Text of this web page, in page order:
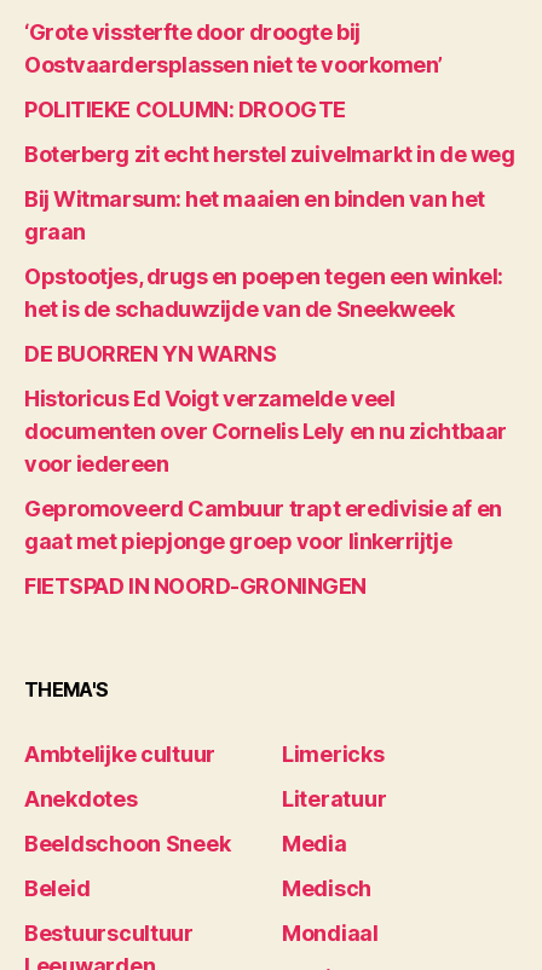
‘Grote vissterfte door droogte bij
Oostvaardersplassen niet te voorkomen’
POLITIEKE COLUMN: DROOGTE
Boterberg zit echt herstel zuivelmarkt in de weg
Bij Witmarsum: het maaien en binden van het
graan
Opstootjes, drugs en poepen tegen een winkel:
het is de schaduwzijde van de Sneekweek
DE BUORREN YN WARNS
Historicus Ed Voigt verzamelde veel
documenten over Cornelis Lely en nu zichtbaar
voor iedereen
Gepromoveerd Cambuur trapt eredivisie af en
gaat met piepjonge groep voor linkerrijtje
FIETSPAD IN NOORD-GRONINGEN
THEMA'S
Ambtelijke cultuur
Anekdotes
Beeldschoon Sneek
Beleid
Bestuurscultuur
Limericks
Literatuur
Media
Medisch
Mondiaal